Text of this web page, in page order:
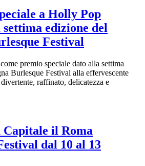
a Holly Pop
edizione del
Festival
premio speciale dato alla settima
Burlesque Festival alla effervescente
raffinato, delicatezza e
Capitale il Roma
dal 10 al 13